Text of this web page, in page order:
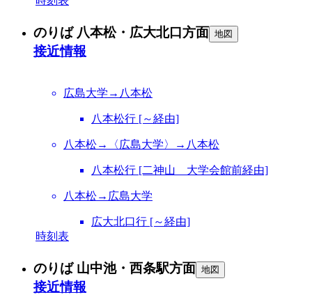
のりば 八本松・広大北口方面 地図
接近情報
広島大学→八本松
八本松行 [～経由]
八本松→〈広島大学〉→八本松
八本松行 [二神山 大学会館前経由]
八本松→広島大学
広大北口行 [～経由]
時刻表
のりば 山中池・西条駅方面 地図
接近情報